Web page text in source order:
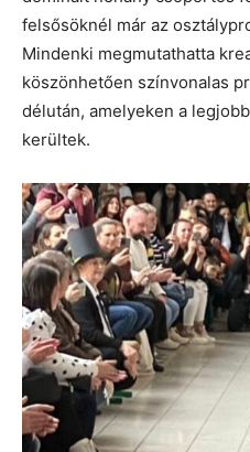
felsősöknél már az
Mindenki megmutathatta
köszönhetően színvonalas
délután, amelyeken a
kerültek.